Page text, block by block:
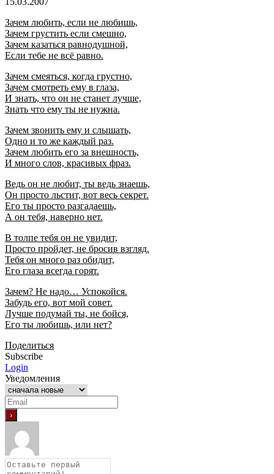
Зачем любить, если не любишь,
Зачем грустить если смешно,
Зачем казаться равнодушной,
Если тебе не всё равно.
Зачем смеяться, когда грустно,
Зачем смотреть ему в глаза,
И знать, что он не станет лучше,
Знать что ему ты не нужна.
Зачем звонить ему и слышать,
Одно и то же каждый раз.
Зачем любить его за внешность,
И много слов, красивых фраз.
Ведь он не любит, ты ведь знаешь,
Он просто льстит, вот весь секрет.
Его ты просто разгадаешь,
А он тебя, наверно нет.
В толпе тебя он не увидит,
Просто пройдет, не бросив взгляд.
Тебя он много раз обидит,
Его глаза всегда горят.
Зачем? Не надо… Успокойся.
Забудь его, вот мой совет.
Лучше подумай ты, не бойся,
Его ты любишь, или нет?
Поделиться
Subscribe
Login
Уведомления